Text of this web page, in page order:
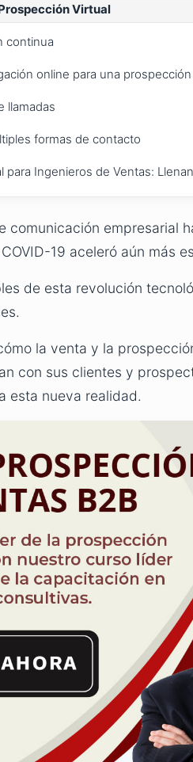
Virtual
continua
online para una
llamadas
formas de contacto
Ingenieros de Ventas:
comunicación empresarial
19 aceleró aún más
de esta revolución
la venta y la
con sus clientes y
esta nueva realidad.